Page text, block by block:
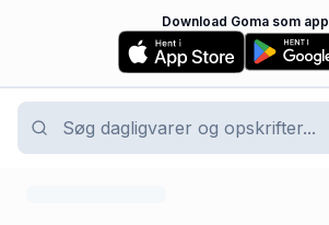
Download Goma som app